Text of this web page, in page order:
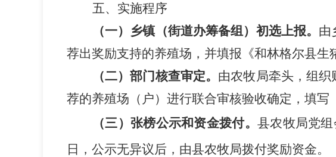
五、实施程序
（一）乡镇（街道办筹备组）初选上报。 由
荐出奖励支持的养殖场 ，并填报 《和林格尔县生
（二）部门核查审定。 由农牧局牵头，组织
荐的养殖场（ 户） 进行联合审核验收确定 ，填写
（三）张榜公示和资金拨付。 县农牧局党组
日，公示无异议后，由县农牧局拨付奖励资金。